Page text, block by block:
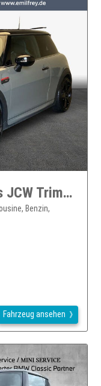
MINI John Cooper Works JCW Trim-PANO-H/K-ACC-LED-KomfortPlus Mini
Benzin,
Fahrzeug ansehen